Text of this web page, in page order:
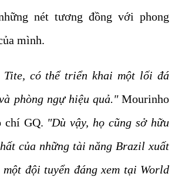
nét tương đồng với phong
mình.
Tite, có thể triển khai một lối đá
phòng ngự hiệu quả."Mourinho
chí GQ. "Dù vậy, họ cũng sở hữu
của những tài năng Brazil xuất
đội tuyển đáng xem tại World